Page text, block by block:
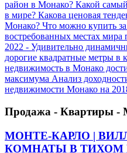
район в Монако? Какой
в мире? Какова ценовая
Монако? Что можно купить
востребованных местах
2022 - Удивительно
дорогие квадратные метры в
недвижимость в Монако
максимума Анализ
недвижимости Монако на
Продажа - Квартиры -
МОНТЕ-КАРЛО |
КОМНАТЫ В ТИХОМ